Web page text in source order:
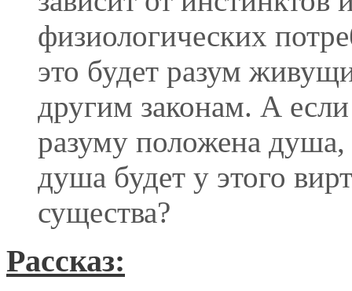
физиологических
это будет разум
другим законам. А
разуму положена душа,
душа будет у этого
существа?
Рассказ: